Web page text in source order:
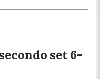
set 6-